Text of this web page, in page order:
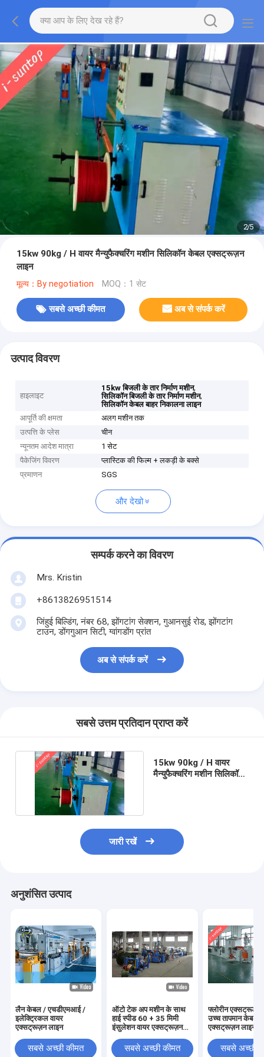
2/5
15kw 90kg / H वायर मैन्युफैक्चरिंग मशीन सिलिकॉन केबल एक्सट्रूज़न
लाइन
मूल्य：By negotiation MOQ：1 सेट
सबसे अच्छी कीमत अब से संपर्क करें
उत्पाद विवरण
हाइलाइट
15kw बिजली के तार निर्माण मशीन,
सिलिकॉन बिजली के तार निर्माण मशीन,
सिलिकॉन केबल बाहर निकालना लाइन
आपूर्ति की क्षमता
अलग मशीन तक
उत्पत्ति के प्लेस
चीन
न्यूनतम आदेश मात्रा
1 सेट
पैकेजिंग विवरण
प्लास्टिक की फिल्म + लकड़ी के बक्से
प्रमाणन
SGS
और देखो
सम्पर्क करने का विवरण
Mrs. Kristin
+8613826951514
जिंहुई बिल्डिंग, नंबर 68, झोंगटांग सेक्शन, गुआनसुई रोड, झोंगटांग
टाउन, डोंगगुआन सिटी, ग्वांगडोंग प्रांत
अब से संपर्क करें
सबसे उत्तम प्रतिदान प्राप्त करें
15kw 90kg / H वायर
मैन्युफैक्चरिंग मशीन सिलिकॉन
जारी रखें
अनुशंसित उत्पाद
लैन केबल / एचडीएमआई /
इलेक्ट्रिकल वायर
एक्सट्रूज़न लाइन
सबसे अच्छी कीमत
ऑटो टेक अप मशीन के साथ
हाई स्पीड 60 + 35 मिमी
इंसुलेशन वायर एक्सट्रूज़न
सबसे अच्छी कीमत
फ्लोरीन एक्सट्रूडेड
उच्च तापमान केबल
एक्सट्रूज़न लाइन
सबसे अच्छी